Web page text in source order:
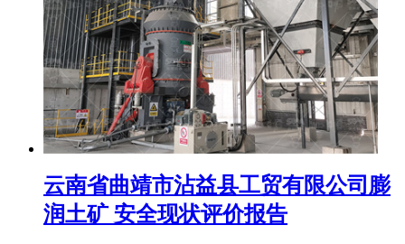
云南省曲靖市沾益县工贸有限公司膨
润土矿 安全现状评价报告